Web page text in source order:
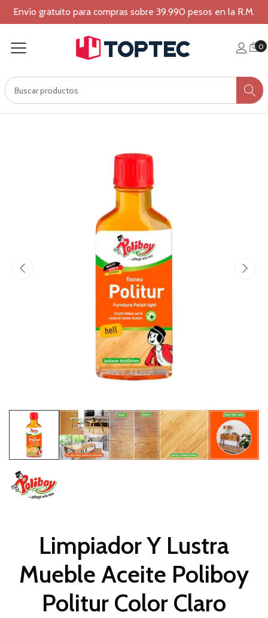
Envío gratuito para compras sobre 39.990 pesos en la R.M.
0
Limpiador Y Lustra
Mueble Aceite Poliboy
Politur Color Claro